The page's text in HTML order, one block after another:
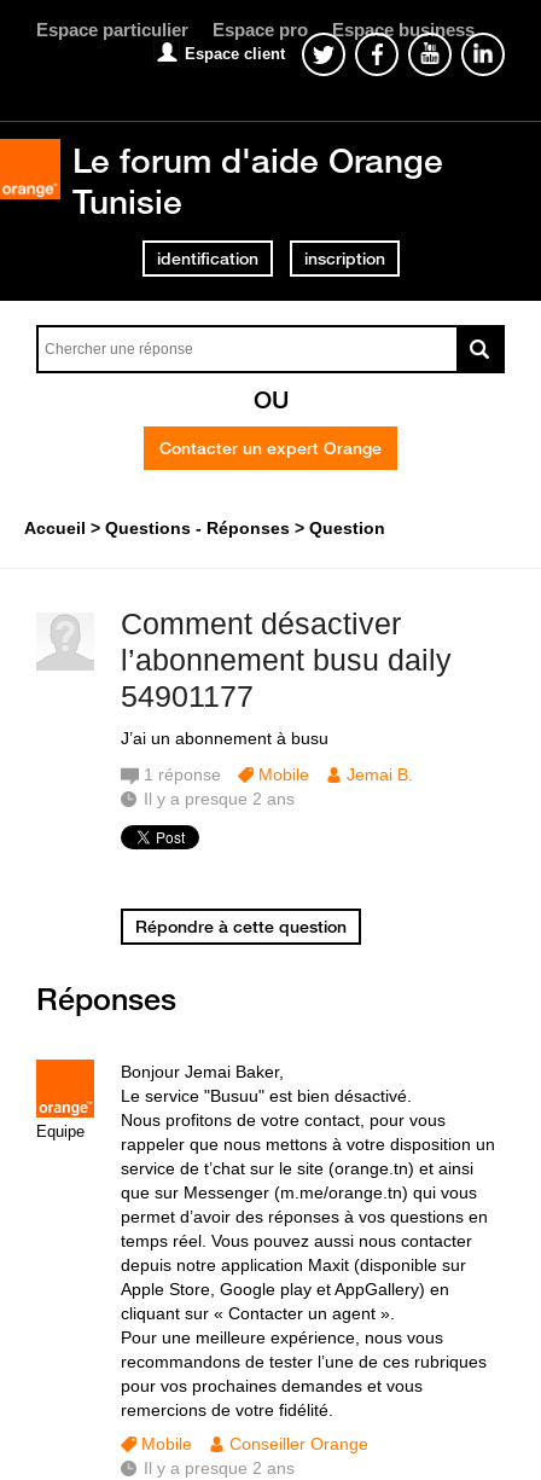
Espace particulier Espace pro Espace business
Espace client
Le forum d'aide Orange
Tunisie
identification inscription
OU
Contacter un expert Orange
Accueil Questions - Réponses Question
Comment désactiver
l’abonnement busu daily
54901177
J’ai un abonnement à busu
1 réponse Mobile
Jemai B.
Il y a presque 2 ans
Répondre à cette question
Réponses
Equipe
Bonjour Jemai Baker,
Le service "Busuu" est bien désactivé.
Nous profitons de votre contact, pour vous
rappeler que nous mettons à votre disposition un
service de t’chat sur le site (orange.tn) et ainsi
que sur Messenger (m.me/orange.tn) qui vous
permet d’avoir des réponses à vos questions en
temps réel. Vous pouvez aussi nous contacter
depuis notre application Maxit (disponible sur
Apple Store, Google play et AppGallery) en
cliquant sur « Contacter un agent ».
Pour une meilleure expérience, nous vous
recommandons de tester l’une de ces rubriques
pour vos prochaines demandes et vous
remercions de votre fidélité.
Mobile
Conseiller Orange
Il y a presque 2 ans